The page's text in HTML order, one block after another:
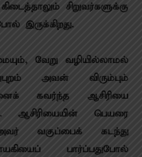
சிறுவர்களுக்கு
இருக்கிறது.
வேறு வழியில்லாமல்
அவன் விரும்பும்
கவர்ந்த ஆசிரியை
ஆசிரியையின் பெயரை
வகுப்பைக் கடந்து
பார்ப்பதுபோல்